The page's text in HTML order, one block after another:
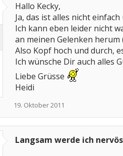
Hallo Kecky,
Ja, das ist alles nicht
Ich kann eben leider nicht
an meinen Gelenken
Also Kopf hoch und durch,
Ich wünsche Dir auch alles
Liebe Grüsse
Heidi
19. Oktober 2011
Langsam werde ich nervös